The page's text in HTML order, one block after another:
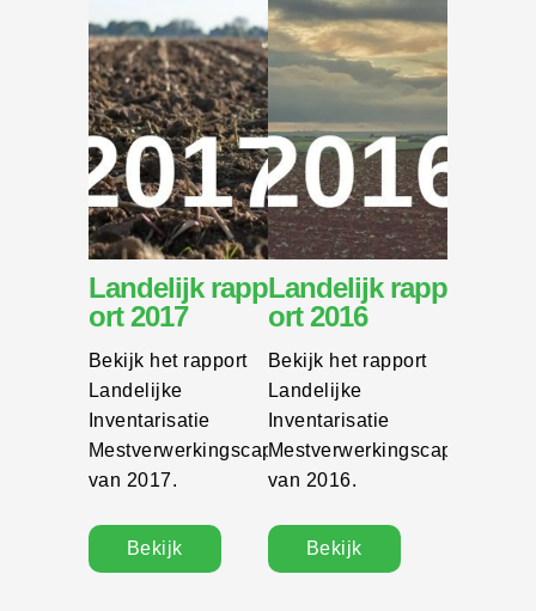
Landelijk rapp
ort 2017
Bekijk het rapport
Landelijke
Inventarisatie
Mestverwerkingscapaciteit
van 2017.
Bekijk
Landelijk rapp
ort 2016
Bekijk het rapport
Landelijke
Inventarisatie
Mestverwerkingscapaciteit
van 2016.
Bekijk